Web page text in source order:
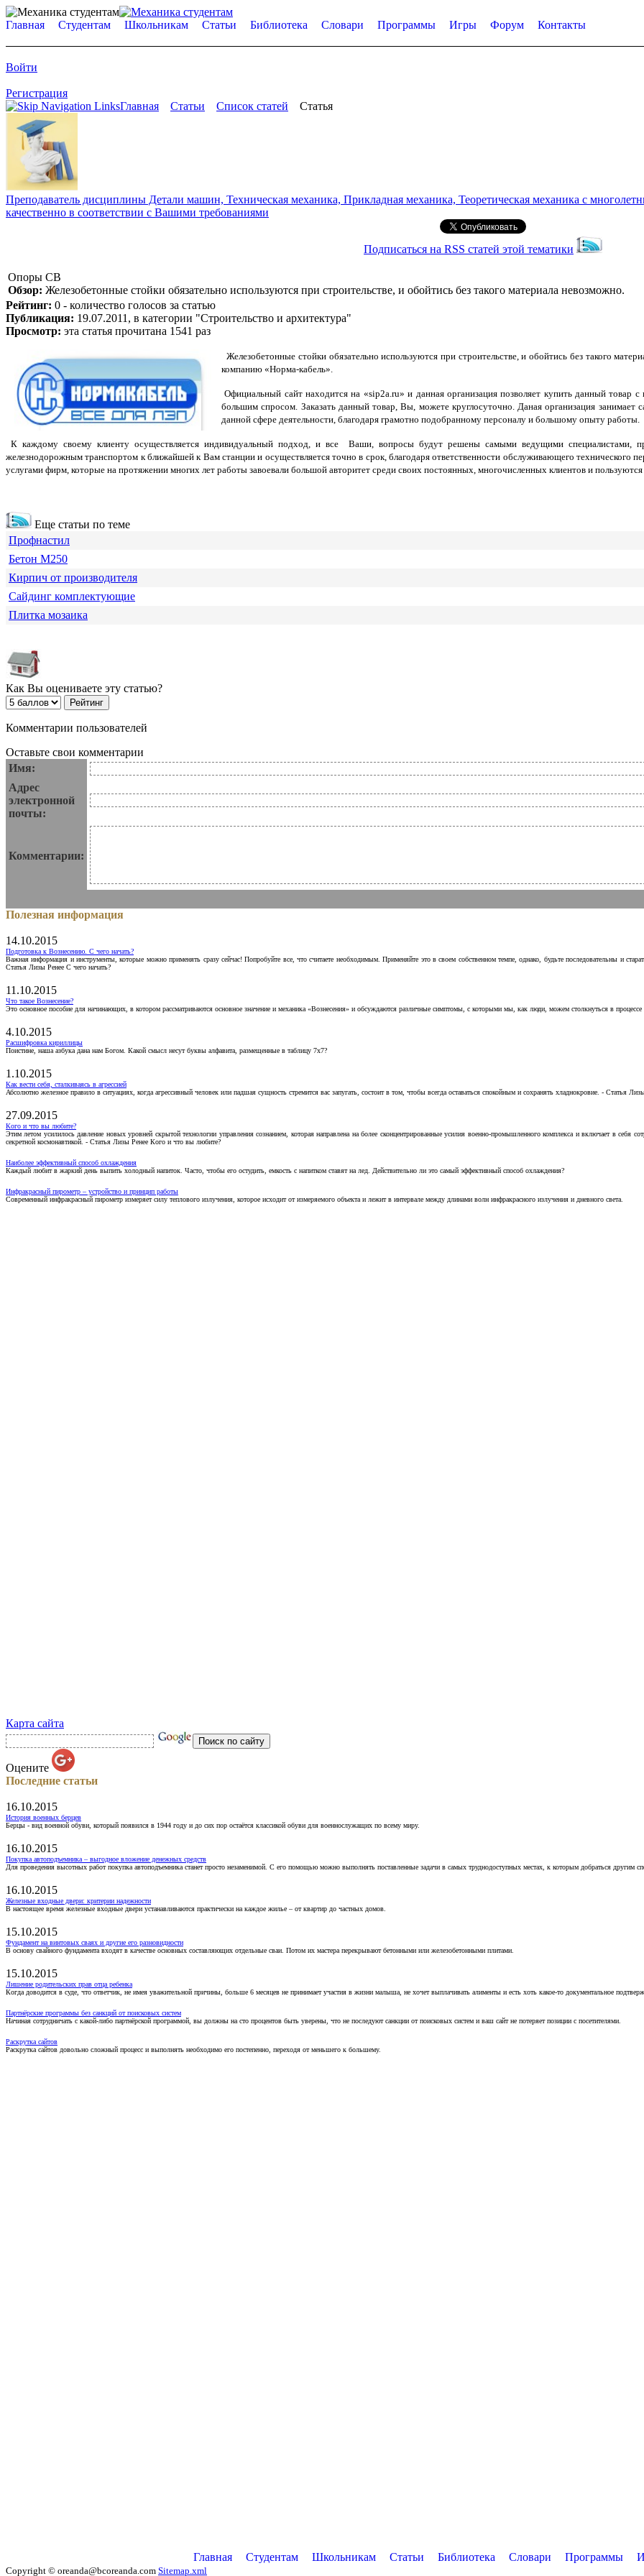
Главная Студентам Школьникам Статьи Библиотека Словари Программы Игры Форум Контакты
Войти
Регистрация
Главная
Статьи Список статей Статья
Преподаватель дисциплины Детали машин, Техническая механика, Прикладная механика, Теоретическая механика с
качественно в соответствии с Вашими требованиями
Подписаться на RSS статей этой тематики
Опоры СВ
Обзор: Железобетонные стойки обязательно используются при строительстве, и обойтись без такого материала невозможно.
Рейтинг: 0 - количество голосов за статью
Публикация: 19.07.2011, в категории "Строительство и архитектура"
Просмотр: эта статья прочитана 1541 раз
Железобетонные стойки обязательно используются при строительстве, и обойтись без такого
компанию «Норма-кабель».
Официальный сайт находится на «sip2a.ru» и данная организация позволяет купить данный товар
большим спросом. Заказать данный товар, Вы, можете круглосуточно. Даная организация
данной сфере деятельности, благодаря грамотно подобранному персоналу и большому опыту работы.
К каждому своему клиенту осуществляется индивидуальный подход, и все Ваши, вопросы будут решены самыми ведущими специалистами,
железнодорожным транспортом к ближайшей к Вам станции и осуществляется точно в срок, благодаря ответственности обслуживающего технического
услугами фирм, которые на протяжении многих лет работы завоевали большой авторитет среди своих постоянных, многочисленных клиентов и
Еще статьи по теме
Профнастил
Бетон М250
Кирпич от производителя
Сайдинг комплектующие
Плитка мозаика
Как Вы оцениваете эту статью?
Комментарии пользователей
Оставьте свои комментарии
Имя:
Адрес
электронной
почты:
Комментарии:
Полезная информация
14.10.2015
Подготовка к Вознесению. С чего начать?
Важная информация и инструменты, которые можно применять сразу сейчас! Попробуйте все, что считаете необходимым. Применяйте это в своем собственном темпе, однако, будьте последовательны и
Статья Лизы Ренее С чего начать?
11.10.2015
Что такое Вознесение?
Это основное пособие для начинающих, в котором рассматриваются основное значение и механика «Вознесения» и обсуждаются различные симптомы, с которыми мы, как люди, можем столкнуться в
4.10.2015
Расшифровка кириллицы
Поистине, наша азбука дана нам Богом. Какой смысл несут буквы алфавита, размещенные в таблицу 7х7?
1.10.2015
Как вести себя, сталкиваясь в агрессией
Абсолютно железное правило в ситуациях, когда агрессивный человек или падшая сущность стремится вас запугать, состоит в том, чтобы всегда оставаться спокойным и сохранять хладнокровие. - Статья
27.09.2015
Кого и что вы любите?
Этим летом усилилось давление новых уровней скрытой технологии управления сознанием, которая направлена на более сконцентрированные усилия военно-промышленного комплекса и включает в себя
секретной космонавтикой. - Статья Лизы Ренее Кого и что вы любите?
Наиболее эффективный способ охлаждения
Каждый любит в жаркий день выпить холодный напиток. Часто, чтобы его остудить, емкость с напитком ставят на лед. Действительно ли это самый эффективный способ охлаждения?
Инфракрасный пирометр – устройство и принцип работы
Современный инфракрасный пирометр измеряет силу теплового излучения, которое исходит от измеряемого объекта и лежит в интервале между длинами волн инфракрасного излучения и дневного света.
Карта сайта
Оцените
Последние статьи
16.10.2015
История военных берцев
Берцы - вид военной обуви, который появился в 1944 году и до сих пор остаётся классикой обуви для военнослужащих по всему миру.
16.10.2015
Покупка автоподъемника – выгодное вложение денежных средств
Для проведения высотных работ покупка автоподъемника станет просто незаменимой. С его помощью можно выполнять поставленные задачи в самых труднодоступных местах, к которым добраться другим
16.10.2015
Железные входные двери: критерии надежности
В настоящее время железные входные двери устанавливаются практически на каждое жилье – от квартир до частных домов.
15.10.2015
Фундамент на винтовых сваях и другие его разновидности
В основу свайного фундамента входят в качестве основных составляющих отдельные сваи. Потом их мастера перекрывают бетонными или железобетонными плитами.
15.10.2015
Лишение родительских прав отца ребенка
Когда доводится в суде, что ответчик, не имея уважительной причины, больше 6 месяцев не принимает участия в жизни малыша, не хочет выплачивать алименты и есть хоть какое-то документальное
Партнёрские программы без санкций от поисковых систем
Начиная сотрудничать с какой-либо партнёрской программой, вы должны на сто процентов быть уверены, что не последуют санкции от поисковых систем и ваш сайт не потеряет позиции с посетителями.
Раскрутка сайтов
Раскрутка сайтов довольно сложный процесс и выполнять необходимо его постепенно, переходя от меньшего к большему.
Главная Студентам Школьникам Статьи Библиотека Словари Программы
Copyright © oreanda@bcoreanda.com Sitemap.xml